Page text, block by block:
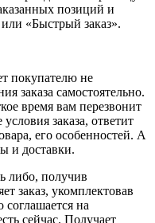
позиций и
«Быстрый заказ».
покупателю не
заказа самостоятельно.
время вам перезвонит
заказа, ответит
его особенностей. А
и доставки.
либо, получив
заказ, укомплектовав
на
сейчас. Получает